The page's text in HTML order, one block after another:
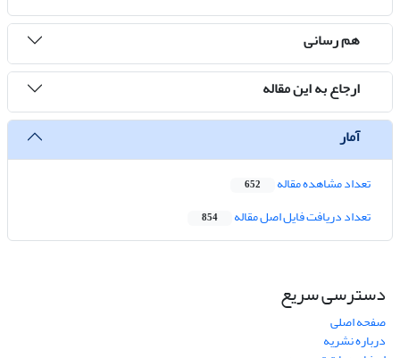
هم رسانی
ارجاع به این مقاله
آمار
تعداد مشاهده مقاله 652
تعداد دریافت فایل اصل مقاله 854
دسترسی سریع
صفحه اصلی
درباره نشریه